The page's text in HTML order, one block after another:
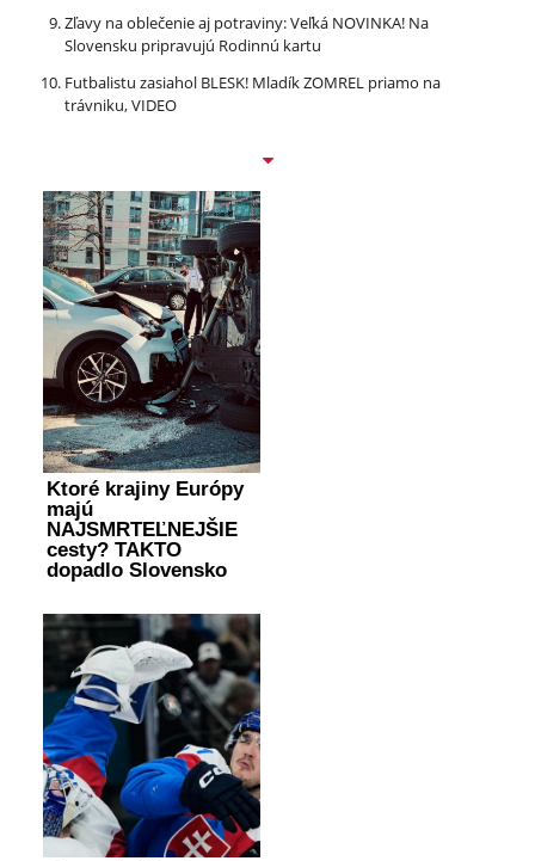
Zľavy na oblečenie aj potraviny: Veľká NOVINKA! Na
Slovensku pripravujú Rodinnú kartu
Futbalistu zasiahol BLESK! Mladík ZOMREL priamo na
trávniku, VIDEO
Ktoré krajiny Európy
majú
NAJSMRTEĽNEJŠIE
cesty? TAKTO
dopadlo Slovensko